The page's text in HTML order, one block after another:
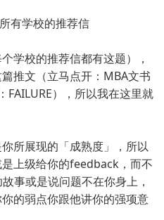
有学校的推荐信
学校的推荐信都有这题），
推文（立马点开：MBA文书
FAILURE），所以我在这里就
所展现的「成熟度」，所以
上级给你的feedback，而不
事或是说问题不在你身上，
的弱点你跟他讲你的强项意